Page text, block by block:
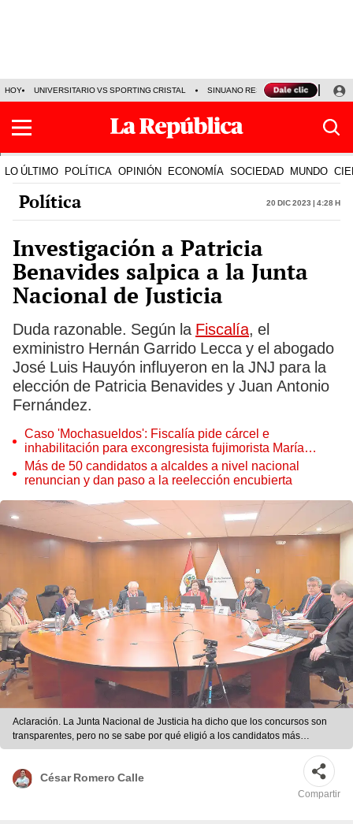
HOY UNIVERSITARIO VS SPORTING CRISTAL SINUANO RESULTADOS HOY
LO ÚLTIMO POLÍTICA OPINIÓN ECONOMÍA SOCIEDAD MUNDO
Política 20 Dic 2023 | 4:28 h
Investigación a Patricia
Benavides salpica a la Junta
Nacional de Justicia
Duda razonable. Según la Fiscalía, el
exministro Hernán Garrido Lecca y el abogado
José Luis Hauyón influyeron en la JNJ para la
elección de Patricia Benavides y Juan Antonio
Fernández.
Caso 'Mochasueldos': Fiscalía pide cárcel e
inhabilitación para excongresista fujimorista María
Cordero Jon Tay
Más de 50 candidatos a alcaldes a nivel nacional
renuncian y dan paso a la reelección encubierta
Aclaración. La Junta Nacional de Justicia ha dicho que los concursos son
transparentes, pero no se sabe por qué eligió a los candidatos más
cuestionados. Foto: difusión
César Romero Calle
Compartir